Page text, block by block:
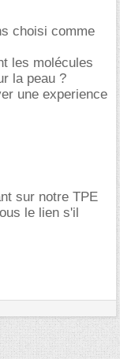
choisi comme
les molécules
la peau ?
une experience
sur notre TPE
le lien s'il